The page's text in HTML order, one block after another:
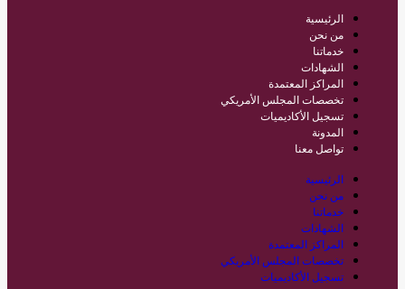
الرئيسية
من نحن
خدماتنا
الشهادات
المراكز المعتمدة
تخصصات المجلس الأمريكي
تسجيل الأكاديميات
المدونة
تواصل معنا
الرئيسية
من نحن
خدماتنا
الشهادات
المراكز المعتمدة
تخصصات المجلس الأمريكي
تسجيل الأكاديميات